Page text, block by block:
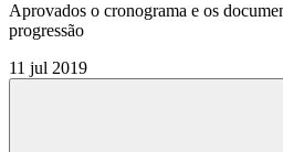
Aprovados o cronograma e os
progressão
11 jul 2019